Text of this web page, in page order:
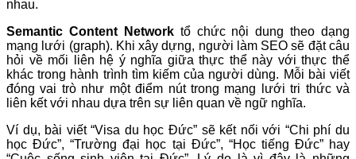
nhau.
Semantic Content Networktổ chức nội dung theo dạng
mạng lưới (graph). Khi xây dựng, người làm SEO sẽ đặt câu
hỏi về mối liên hệ ý nghĩa giữa thực thể này với thực thể
khác trong hành trình tìm kiếm của người dùng. Mỗi bài viết
đóng vai trò như một điểm nút trong mạng lưới tri thức và
liên kết với nhau dựa trên sự liên quan về ngữ nghĩa.
Ví dụ, bài viết “Visa du học Đức” sẽ kết nối với “Chi phí du
học Đức”, “Trường đại học tại Đức”, “Học tiếng Đức” hay